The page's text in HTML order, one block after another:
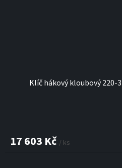
Klíč hákový kloubový 220-
17 603 Kč / ks